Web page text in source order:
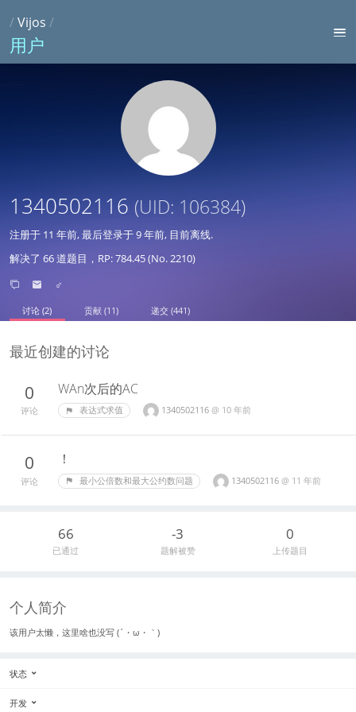
/Vijos /
用户
1340502116 (UID: 106384)
注册于 11 年前, 最后登录于9 年前, 目前离线.
解决了 66 道题目，RP: 784.45 (No. 2210)
♂
讨论 (2) 贡献 (11) 递交 (441)
最近创建的讨论
0
评论
WAn次后的AC
表达式求值 1340502116 @ 10 年前
0
评论
！
最小公倍数和最大公约数问题 1340502116 @ 11 年前
66
已通过
-3
题解被赞
0
上传题目
个人简介
该用户太懒，这里啥也没写 (´・ω・｀)
状态
开发